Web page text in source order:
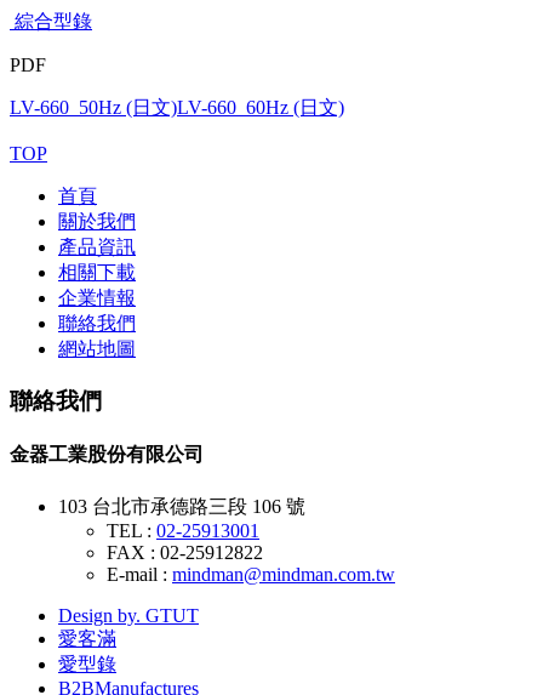
綜合型錄
PDF
LV-660_50Hz (日文)LV-660_60Hz (日文)
TOP
首頁
關於我們
產品資訊
相關下載
企業情報
聯絡我們
網站地圖
聯絡我們
金器工業股份有限公司
103 台北市承德路三段 106 號
TEL : 02-25913001
FAX : 02-25912822
E-mail : mindman@mindman.com.tw
Design by. GTUT
愛客滿
愛型錄
B2BManufactures